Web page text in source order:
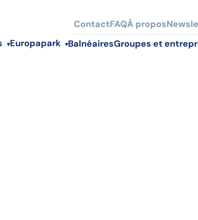
Europapark BalnéairesGroupes et
ContactFAQÀ propos